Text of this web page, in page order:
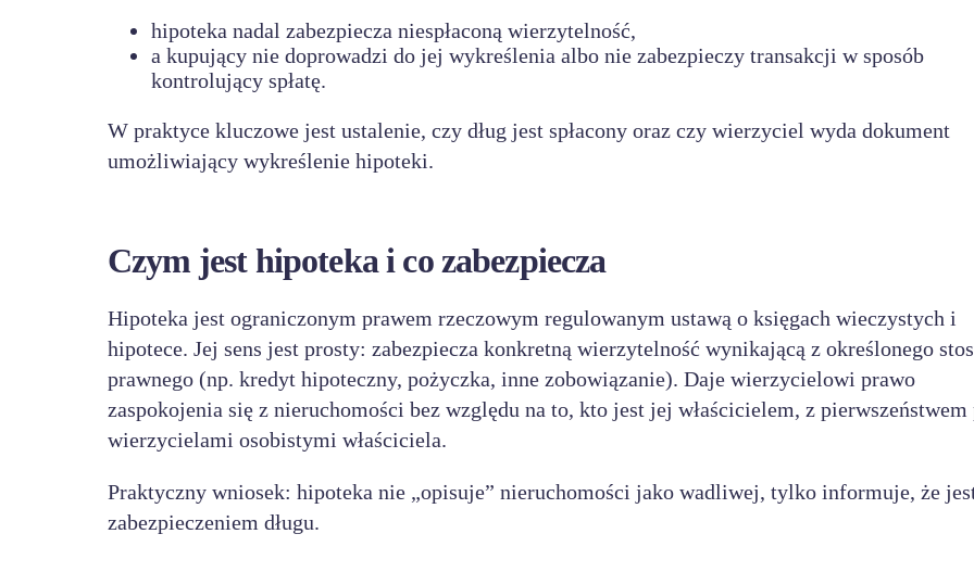
hipoteka nadal zabezpiecza niespłaconą wierzytelność,
a kupujący nie doprowadzi do jej wykreślenia albo nie zabezpieczy transakcji w sposób
kontrolujący spłatę.
W praktyce kluczowe jest ustalenie, czy dług jest spłacony oraz czy wierzyciel wyda dokument
umożliwiający wykreślenie hipoteki.
Czym jest hipoteka i co zabezpiecza
Hipoteka jest ograniczonym prawem rzeczowym regulowanym ustawą o księgach wieczystych i
hipotece. Jej sens jest prosty: zabezpiecza konkretną wierzytelność wynikającą z określonego
prawnego (np. kredyt hipoteczny, pożyczka, inne zobowiązanie). Daje wierzycielowi prawo
zaspokojenia się z nieruchomości bez względu na to, kto jest jej właścicielem, z pierwszeństwem
wierzycielami osobistymi właściciela.
Praktyczny wniosek: hipoteka nie „opisuje” nieruchomości jako wadliwej, tylko informuje, że
zabezpieczeniem długu.